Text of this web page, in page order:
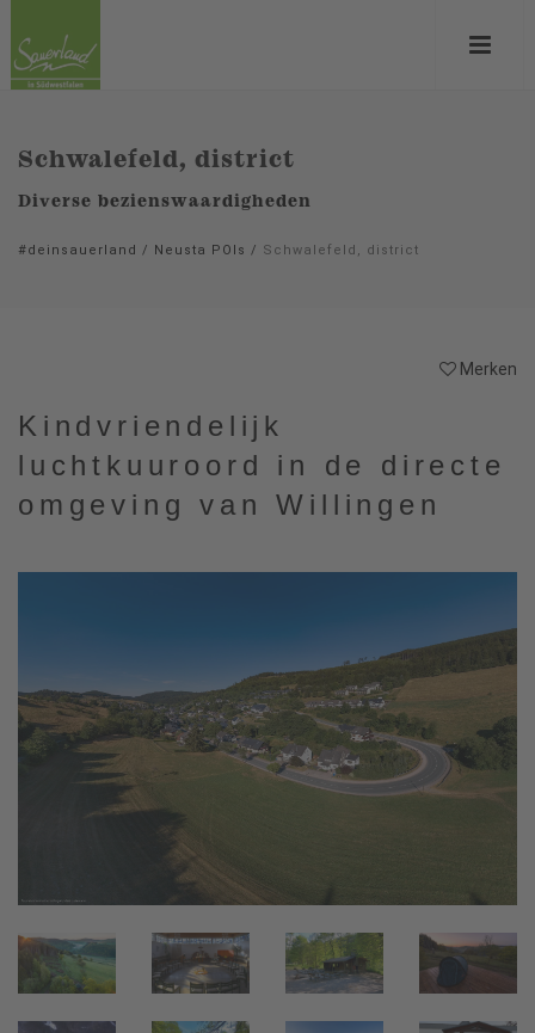
Schwalefeld, district
Diverse bezienswaardigheden
#deinsauerland / Neusta POIs / Schwalefeld, district
Merken
Kindvriendelijk
luchtkuuroord in de directe
omgeving van Willingen